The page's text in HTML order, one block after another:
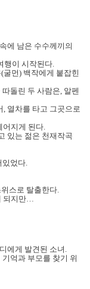
에 남은 수수께끼의
행이 시작된다.
(굴먼) 백작에게 붙잡힌
돌린 두 사람은, 알펜
, 열차를 타고 그곳으로
어지게 된다.
있는 젊은 천재작곡
있었다.
위스로 탈출한다.
되지만…
에게 발견된 소녀.
기억과 부모를 찾기 위